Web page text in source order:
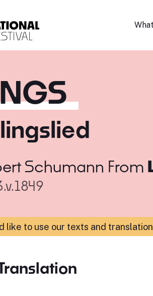
Schumann From
like to use our texts and